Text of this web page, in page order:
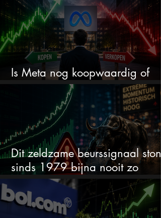
Is Meta nog koopwaardig of
wordt het tijd om te verkopen?
Dit zeldzame beurssignaal stond
sinds 1979 bijna nooit zo
extreem